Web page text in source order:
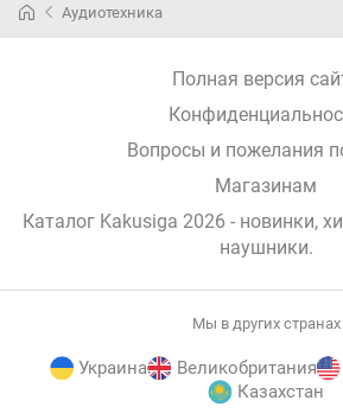
т
у
т
т
Аудиотехника
Полная версия
Вопросы и пожелания
Магазинам
Каталог Kakusiga 2026 - новинки,
наушники.
Мы в других странах
Украина Великобритания
Казахстан